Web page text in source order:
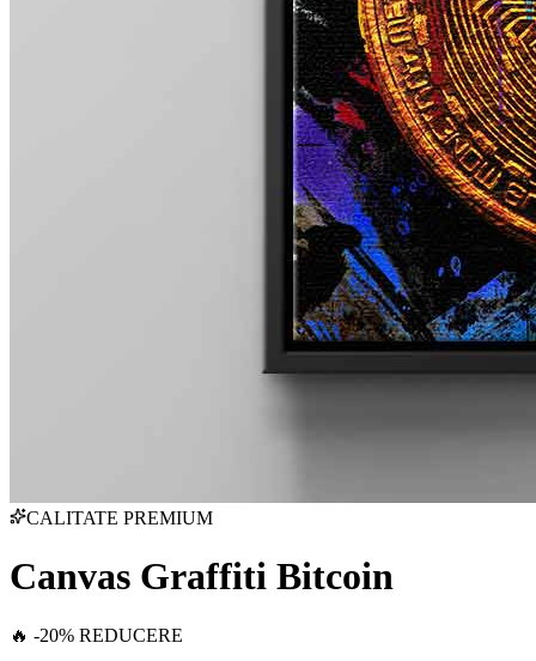
CALITATE PREMIUM
Canvas Graffiti Bitcoin
🔥 -20% REDUCERE